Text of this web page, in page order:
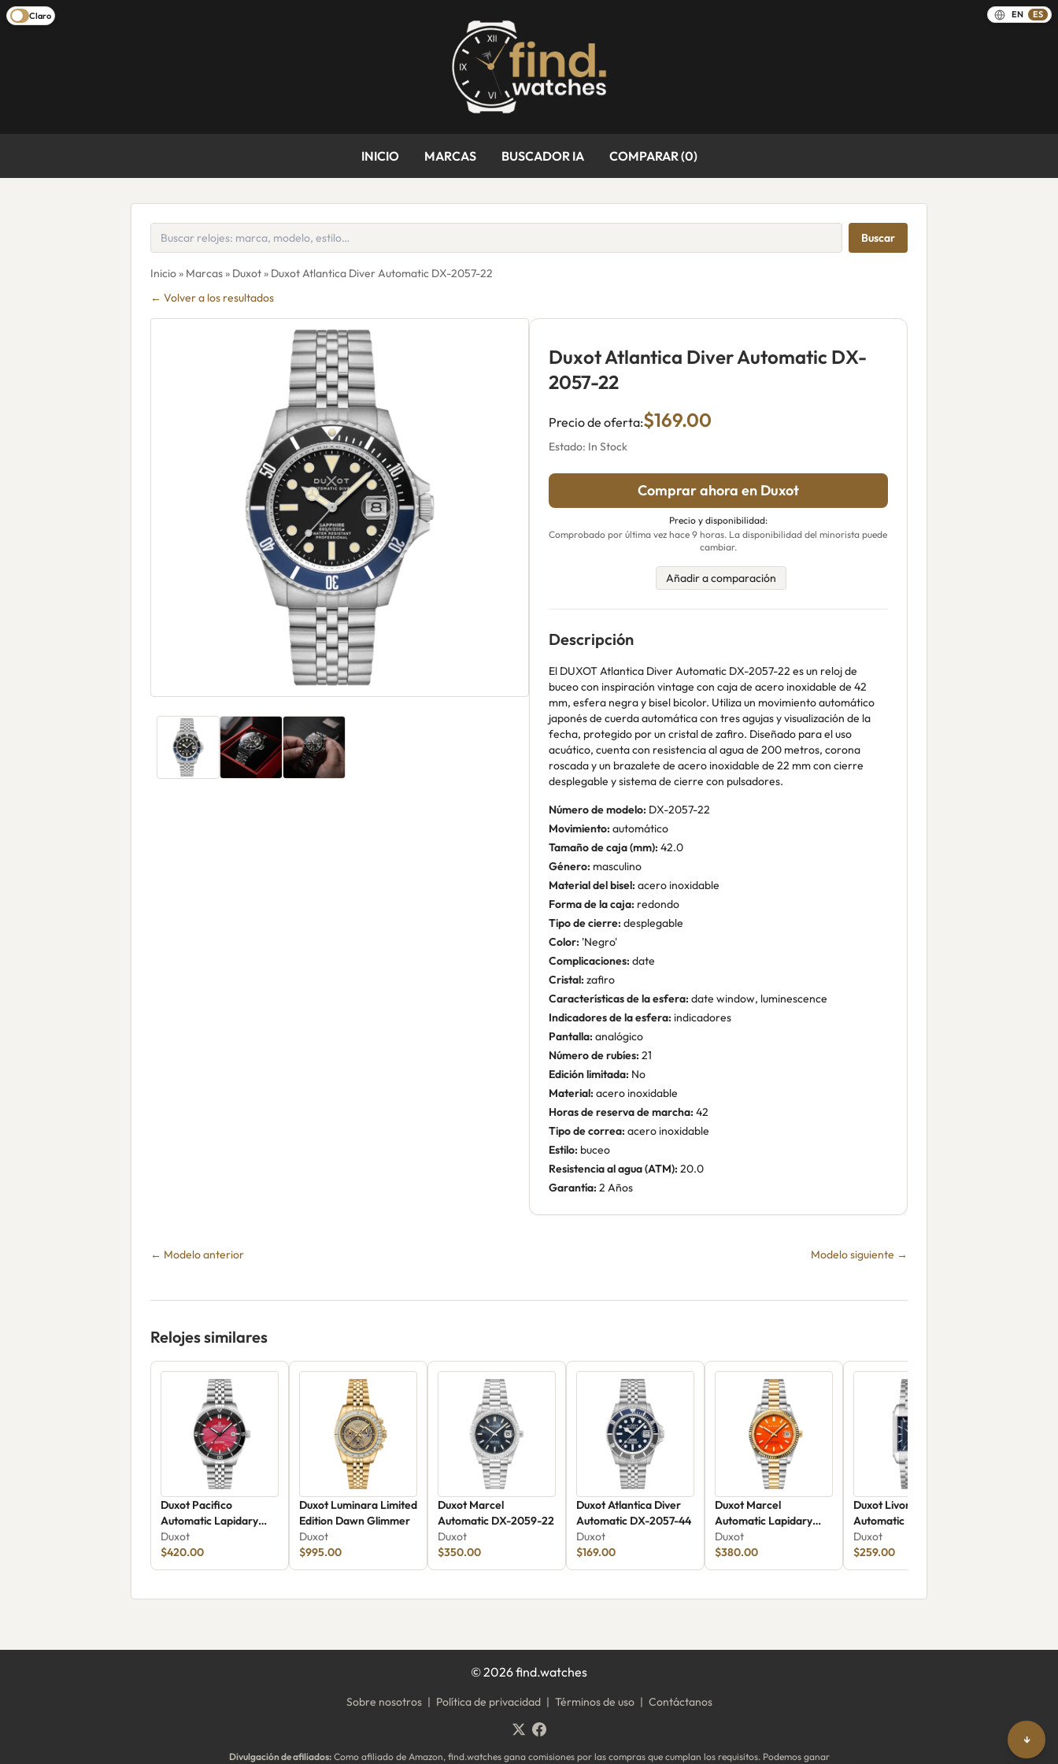
Claro EN ES
INICIO MARCAS BUSCADOR IA COMPARAR (0)
Buscar
Inicio» Marcas» Duxot» Duxot Atlantica Diver Automatic DX-2057-22
← Volver a los resultados
Duxot Atlantica Diver Automatic DX-
2057-22
Precio de oferta:$169.00
Estado: In Stock
Comprar ahora en Duxot
Precio y disponibilidad:
Comprobado por última vez hace 9 horas. La disponibilidad del minorista puede
cambiar.
Añadir a comparación
Descripción
El DUXOT Atlantica Diver Automatic DX-2057-22 es un reloj de
buceo con inspiración vintage con caja de acero inoxidable de 42
mm, esfera negra y bisel bicolor. Utiliza un movimiento automático
japonés de cuerda automática con tres agujas y visualización de la
fecha, protegido por un cristal de zafiro. Diseñado para el uso
acuático, cuenta con resistencia al agua de 200 metros, corona
roscada y un brazalete de acero inoxidable de 22 mm con cierre
desplegable y sistema de cierre con pulsadores.
Número de modelo: DX-2057-22
Movimiento: automático
Tamaño de caja (mm): 42.0
Género: masculino
Material del bisel: acero inoxidable
Forma de la caja: redondo
Tipo de cierre: desplegable
Color: 'Negro'
Complicaciones: date
Cristal: zafiro
Características de la esfera: date window, luminescence
Indicadores de la esfera: indicadores
Pantalla: analógico
Número de rubíes: 21
Edición limitada: No
Material: acero inoxidable
Horas de reserva de marcha: 42
Tipo de correa: acero inoxidable
Estilo: buceo
Resistencia al agua (ATM): 20.0
Garantía: 2 Años
← Modelo anterior Modelo siguiente →
Relojes similares
Duxot Pacifico
Automatic Lapidary
Limited Edition DX-
2076-44
Duxot
$420.00
Duxot Luminara Limited
Edition Dawn Glimmer
Duxot
$995.00
Duxot Marcel
Automatic DX-2059-22
Duxot
$350.00
Duxot Atlantica Diver
Automatic DX-2057-44
Duxot
$169.00
Duxot Marcel
Automatic Lapidary
Limited Edition DX-
2059-GG
Duxot
$380.00
Duxot Livorno
Automatic Electric
Azure
Duxot
$259.00
©2026find.watches
Sobre nosotros | Política de privacidad | Términos de uso | Contáctanos
Divulgación de afiliados:Como afiliado de Amazon, find.watches gana comisiones por las compras que cumplan los requisitos. Podemos ganar
↓